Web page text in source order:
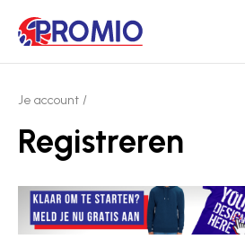
Je account
Registreren